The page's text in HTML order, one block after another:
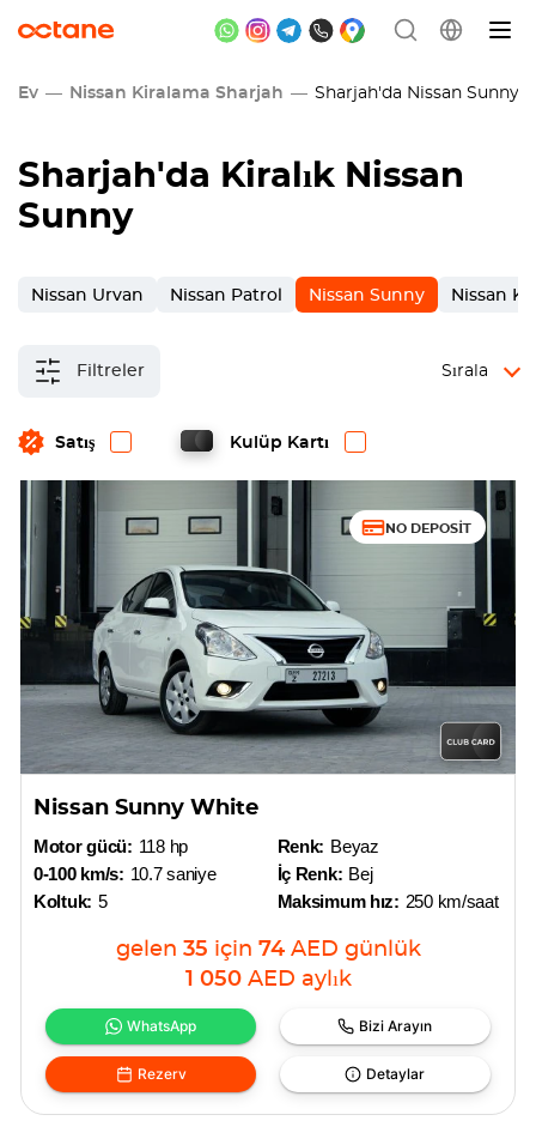
Ev Nissan Kiralama Sharjah Sharjah'da Nissan Sunny
Sharjah'da Kiralık Nissan
Sunny
Nissan Urvan Nissan Patrol Nissan Sunny Nissan
Filtreler
Satış Kulüp Kartı
Sırala
NO DEPOSIT
Nissan Sunny White
Motor gücü: 118 hp
0-100 km/s: 10.7 saniye
Koltuk: 5
Renk: Beyaz
İç Renk: Bej
Maksimum hız: 250 km/saat
gelen 35 için 74 AED günlük
1 050 AED aylık
WhatsApp Bizi Arayın
Rezerv Detaylar